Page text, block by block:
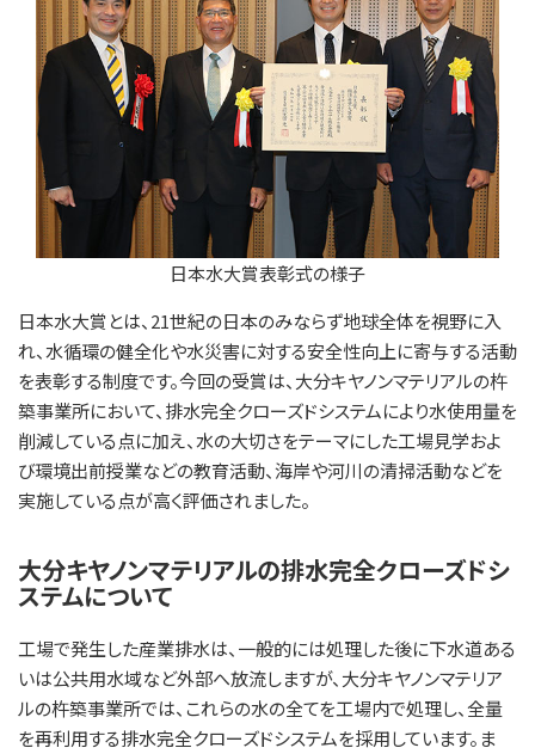
日本水大賞表彰式の様子
日本水大賞とは、21世紀の日本のみならず地球全体を視野に入
れ、水循環の健全化や水災害に対する安全性向上に寄与する活動
を表彰する制度です。今回の受賞は、大分キヤノンマテリアルの杵
築事業所において、排水完全クローズドシステムにより水使用量を
削減している点に加え、水の大切さをテーマにした工場見学およ
び環境出前授業などの教育活動、海岸や河川の清掃活動などを
実施している点が高く評価されました。
大分キヤノンマテリアルの排水完全クローズドシ
ステムについて
工場で発生した産業排水は、一般的には処理した後に下水道ある
いは公共用水域など外部へ放流しますが、大分キヤノンマテリア
ルの杵築事業所では、これらの水の全てを工場内で処理し、全量
を再利用する排水完全クローズドシステムを採用しています。ま